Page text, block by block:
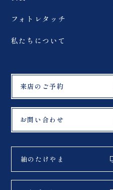
フォトレタッチ
私たちについて
来店のご予約
お問い合わせ
紬のたけやま